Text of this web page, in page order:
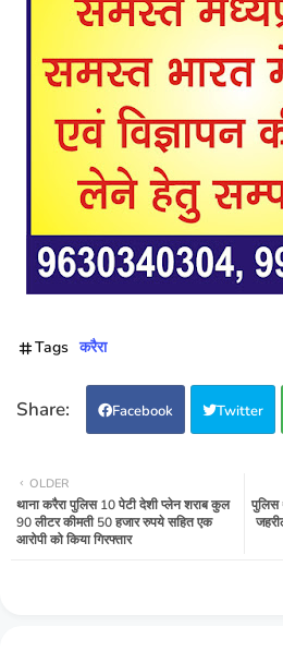
Tags करैरा
Facebook Twitter
पुलिस
OLDER
थाना करैरा पुलिस 10 पेटी देशी प्लेन शराब कुल
90 लीटर कीमती 50 हजार रुपये सहित एक
आरोपी को किया गिरफ्तार